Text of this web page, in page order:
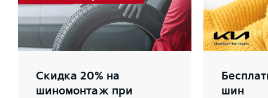
Скидка 20% на
шиномонтаж при
шин